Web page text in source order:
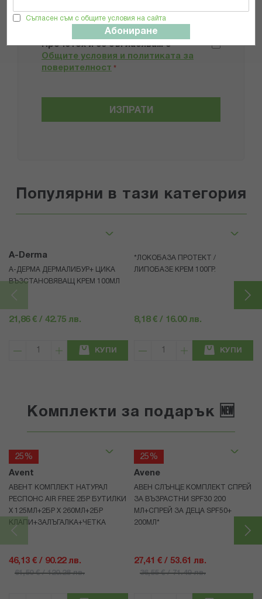
Съгласен съм с общите условия на сайта
Абониране
Препоръчвам продукта
Прочетох и се съгласявам с
Общите условия и политиката за
поверителност *
ИЗПРАТИ
Популярни в тази категория
A-Derma
А-ДЕРМА ДЕРМАЛИБУР+ ЦИКА
ВЪЗСТАНОВЯВАЩ КРЕМ 100МЛ
21,86 € / 42.75 лв.
КУПИ
*ЛОКОБАЗА ПРОТЕКТ /
ЛИПОБАЗЕ КРЕМ 100ГР.
8,18 € / 16.00 лв.
КУПИ
Комплекти за подарък 🆕
25%
Avent
АВЕНТ КОМПЛЕКТ НАТУРАЛ
РЕСПОНС AIR FREE 2БР БУТИЛКИ
Х 125МЛ+2БР Х 260МЛ+2БР
КЛАПИ+ЗАЛЪГАЛКА+ЧЕТКА
46,13 € / 90.22 лв.
61,50 € / 120.28 лв.
25%
Avene
АВЕН СЛЪНЦЕ КОМПЛЕКТ СПРЕЙ
ЗА ВЪЗРАСТНИ SPF30 200
МЛ+СПРЕЙ ЗА ДЕЦА SPF50+
200МЛ*
27,41 € / 53.61 лв.
36,55 € / 71.49 лв.